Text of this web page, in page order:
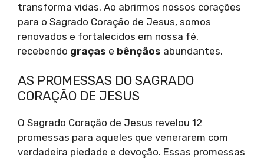
transforma vidas. Ao abrirmos nossos corações
para o Sagrado Coração de Jesus, somos
renovados e fortalecidos em nossa fé,
recebendo graças e bênçãos abundantes.
AS PROMESSAS DO SAGRADO
CORAÇÃO DE JESUS
O Sagrado Coração de Jesus revelou 12
promessas para aqueles que venerarem com
verdadeira piedade e devoção. Essas promessas